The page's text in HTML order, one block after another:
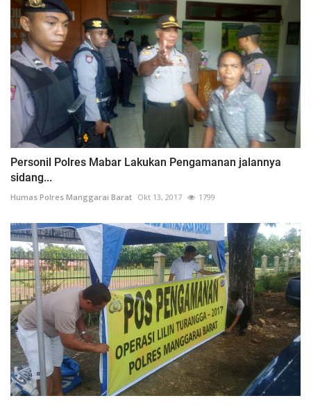
Personil Polres Mabar Lakukan Pengamanan jalannya
sidang...
Humas Polres Manggarai Barat Okt 13, 2017 1799